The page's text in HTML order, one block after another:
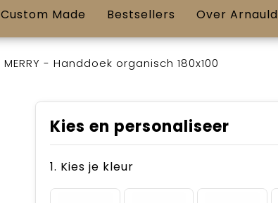
Custom Made Bestsellers Over Arnauld
MERRY - Handdoek organisch 180x100
Kies en personaliseer
1. Kies je kleur